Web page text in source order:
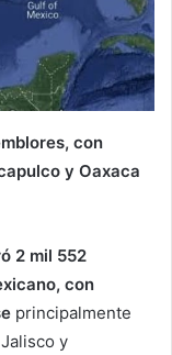
con
y Oaxaca
2 mil 552
con
principalmente
y